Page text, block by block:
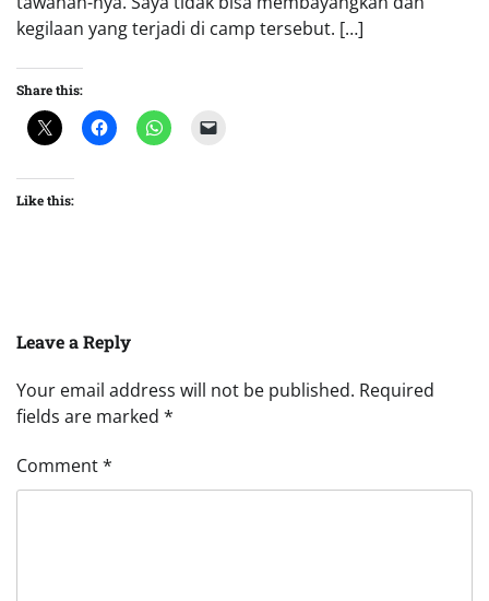
kegilaan yang terjadi di camp tersebut. […]
Share this:
Like this:
Leave a Reply
Your email address will not be published. Required
fields are marked *
Comment*